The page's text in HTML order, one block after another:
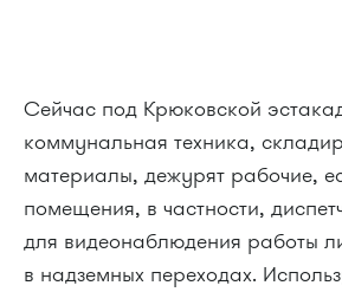
Сейчас под Крюковской
коммунальная техника,
материалы, дежурят рабочие,
помещения, в частности,
для видеонаблюдения работы
в надземных переходах.